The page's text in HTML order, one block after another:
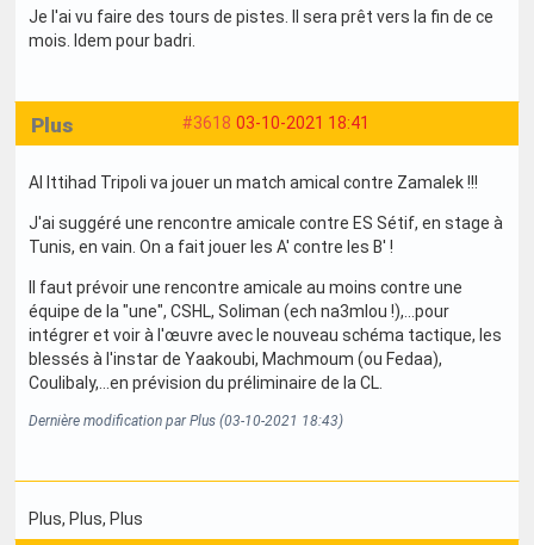
Je l'ai vu faire des tours de pistes. Il sera prêt vers la fin de ce
mois. Idem pour badri.
#3618 03-10-2021 18:41
Plus
Al Ittihad Tripoli va jouer un match amical contre Zamalek !!!
J'ai suggéré une rencontre amicale contre ES Sétif, en stage à
Tunis, en vain. On a fait jouer les A' contre les B' !
Il faut prévoir une rencontre amicale au moins contre une
équipe de la "une", CSHL, Soliman (ech na3mlou !),...pour
intégrer et voir à l'œuvre avec le nouveau schéma tactique, les
blessés à l'instar de Yaakoubi, Machmoum (ou Fedaa),
Coulibaly,...en prévision du préliminaire de la CL.
Dernière modification par Plus (03-10-2021 18:43)
Plus, Plus, Plus